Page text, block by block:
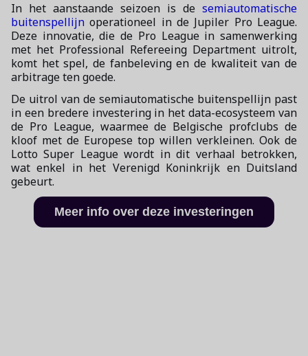
In het aanstaande seizoen is de semiautomatische
buitenspellijn operationeel in de Jupiler Pro League.
Deze innovatie, die de Pro League in samenwerking
met het Professional Refereeing Department uitrolt,
komt het spel, de fanbeleving en de kwaliteit van de
arbitrage ten goede.
De uitrol van de semiautomatische buitenspellijn past
in een bredere investering in het data-ecosysteem van
de Pro League, waarmee de Belgische profclubs de
kloof met de Europese top willen verkleinen. Ook de
Lotto Super League wordt in dit verhaal betrokken,
wat enkel in het Verenigd Koninkrijk en Duitsland
gebeurt.
Meer info over deze investeringen